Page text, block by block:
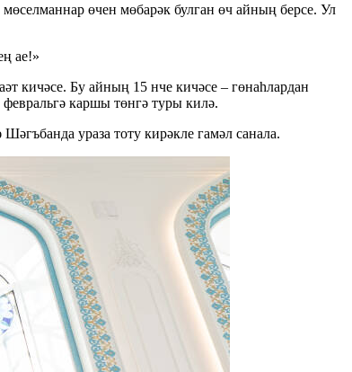
өчен мөбарәк булган өч айның берсе. Ул
ае!»
кичәсе. Бу айның 15 нче кичәсе – гөнаһлардан
каршы төнгә туры килә.
ураза тоту кирәкле гамәл санала.